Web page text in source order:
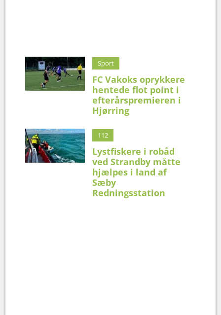
Sport
FC Vakoks oprykkere
hentede flot point i
efterårspremieren i
Hjørring
112
Lystfiskere i robåd
ved Strandby måtte
hjælpes i land af
Sæby
Redningsstation